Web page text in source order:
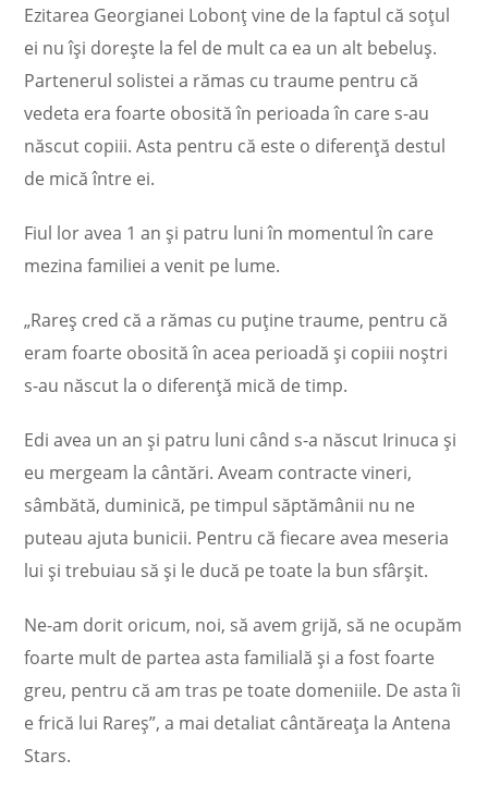
Ezitarea Georgianei Lobonț vine de la faptul că soțul
ei nu își dorește la fel de mult ca ea un alt bebeluș.
Partenerul solistei a rămas cu traume pentru că
vedeta era foarte obosită în perioada în care s-au
născut copiii. Asta pentru că este o diferență destul
de mică între ei.
Fiul lor avea 1 an și patru luni în momentul în care
mezina familiei a venit pe lume.
„Rareș cred că a rămas cu puține traume, pentru că
eram foarte obosită în acea perioadă și copiii noștri
s-au născut la o diferență mică de timp.
Edi avea un an și patru luni când s-a născut Irinuca și
eu mergeam la cântări. Aveam contracte vineri,
sâmbătă, duminică, pe timpul săptămânii nu ne
puteau ajuta bunicii. Pentru că fiecare avea meseria
lui și trebuiau să și le ducă pe toate la bun sfârșit.
Ne-am dorit oricum, noi, să avem grijă, să ne ocupăm
foarte mult de partea asta familială și a fost foarte
greu, pentru că am tras pe toate domeniile. De asta îi
e frică lui Rareș”, a mai detaliat cântăreața la Antena
Stars.